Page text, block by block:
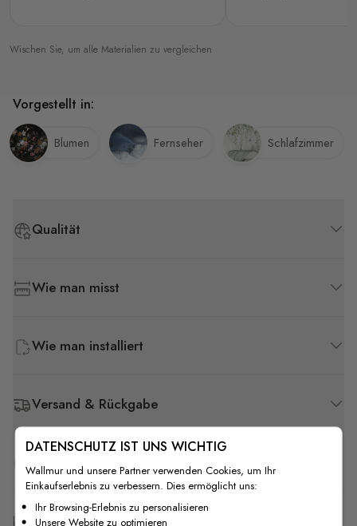
Wischen Sie, um alle Materialien zu vergleichen
Qualität
Wie man misst
Wie man installiert
Versand & Rückgabe
F.A.Q
Kostenlose Anpassung
Vorgestellt in:
Blumen Fernseher Schlafzimmer
DATENSCHUTZ IST UNS WICHTIG
Wallmur und unsere Partner verwenden Cookies, um Ihr
Einkaufserlebnis zu verbessern. Dies ermöglicht uns:
Ihr Browsing-Erlebnis zu personalisieren
Unsere Website zu optimieren